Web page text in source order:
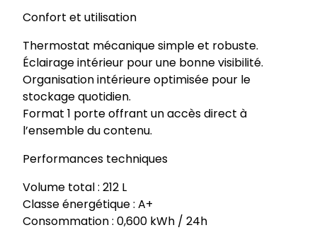
Confort et utilisation
Thermostat mécanique simple et robuste.
Éclairage intérieur pour une bonne visibilité.
Organisation intérieure optimisée pour le
stockage quotidien.
Format 1 porte offrant un accès direct à
l’ensemble du contenu.
Performances techniques
Volume total : 212 L
Classe énergétique : A+
Consommation : 0,600 kWh / 24h